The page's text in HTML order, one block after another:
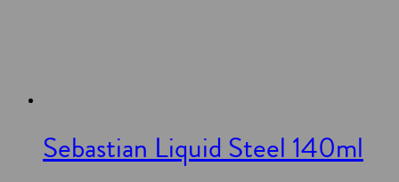
Sebastian Liquid Steel 140ml